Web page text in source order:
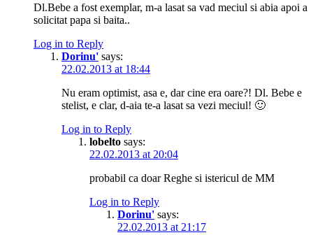
Dl.Bebe a fost exemplar, m-a lasat sa vad meciul si abia apoi a
solicitat papa si baita..
Log in to Reply
Dorinu' says:
22.02.2013 at 18:44
Nu eram optimist, asa e, dar cine era oare?! Dl. Bebe e
stelist, e clar, d-aia te-a lasat sa vezi meciul! 🙂
Log in to Reply
lobelto says:
22.02.2013 at 20:04
probabil ca doar Reghe si istericul de MM
Log in to Reply
Dorinu' says:
22.02.2013 at 21:17